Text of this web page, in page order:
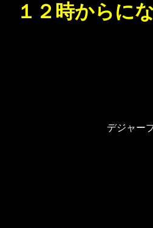
１２時からに
デジャーブ